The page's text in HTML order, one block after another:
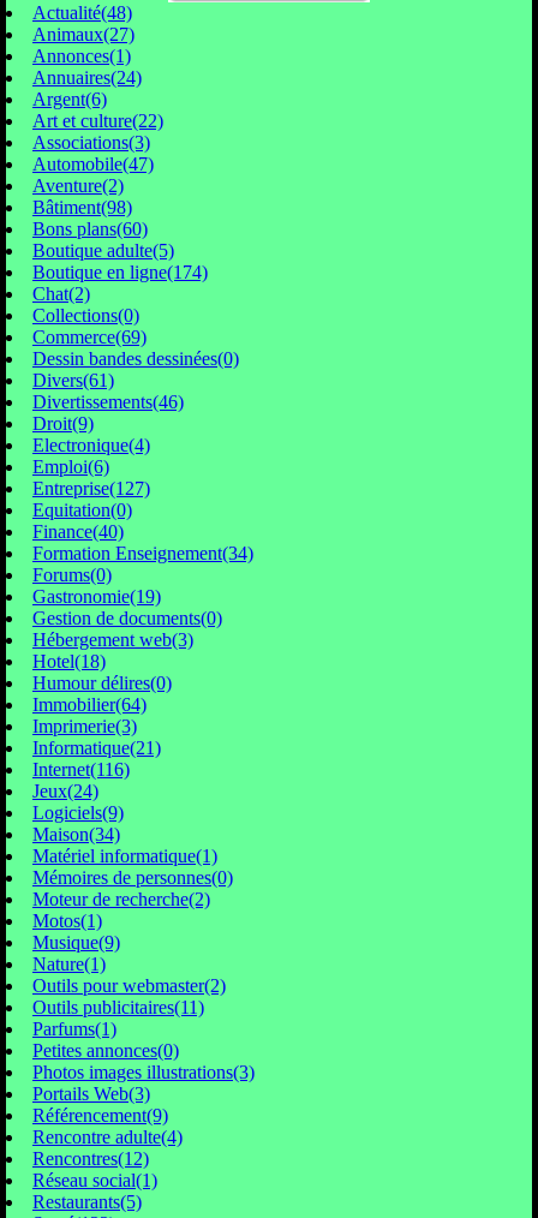
Actualité(48)
Animaux(27)
Annonces(1)
Annuaires(24)
Argent(6)
Art et culture(22)
Associations(3)
Automobile(47)
Aventure(2)
Bâtiment(98)
Bons plans(60)
Boutique adulte(5)
Boutique en ligne(174)
Chat(2)
Collections(0)
Commerce(69)
Dessin bandes dessinées(0)
Divers(61)
Divertissements(46)
Droit(9)
Electronique(4)
Emploi(6)
Entreprise(127)
Equitation(0)
Finance(40)
Formation Enseignement(34)
Forums(0)
Gastronomie(19)
Gestion de documents(0)
Hébergement web(3)
Hotel(18)
Humour délires(0)
Immobilier(64)
Imprimerie(3)
Informatique(21)
Internet(116)
Jeux(24)
Logiciels(9)
Maison(34)
Matériel informatique(1)
Mémoires de personnes(0)
Moteur de recherche(2)
Motos(1)
Musique(9)
Nature(1)
Outils pour webmaster(2)
Outils publicitaires(11)
Parfums(1)
Petites annonces(0)
Photos images illustrations(3)
Portails Web(3)
Référencement(9)
Rencontre adulte(4)
Rencontres(12)
Réseau social(1)
Restaurants(5)